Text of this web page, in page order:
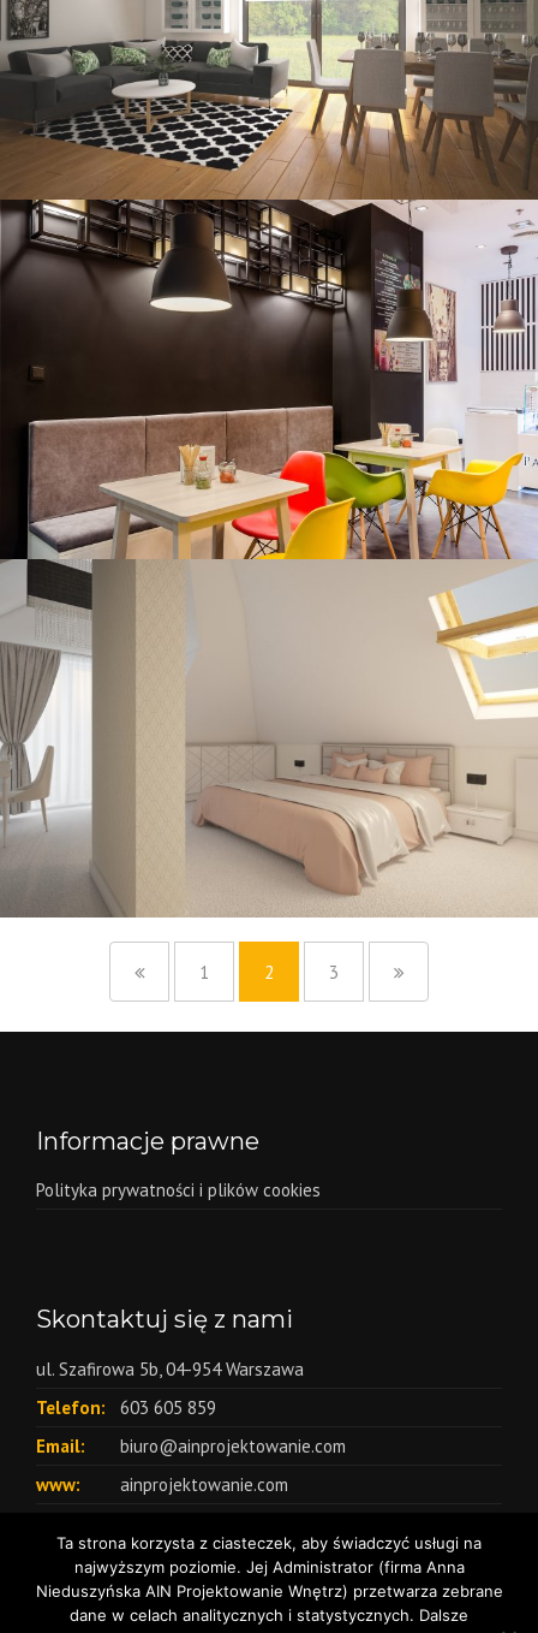
1 2 3
Informacje prawne
Polityka prywatności i plików cookies
Skontaktuj się z nami
ul. Szafirowa 5b, 04-954 Warszawa
Telefon:
603 605 859
Email:
biuro@ainprojektowanie.com
www:
ainprojektowanie.com
Ta strona korzysta z ciasteczek, aby świadczyć usługi na
najwyższym poziomie. Jej Administrator (firma Anna
Nieduszyńska AIN Projektowanie Wnętrz) przetwarza zebrane
dane w celach analitycznych i statystycznych. Dalsze